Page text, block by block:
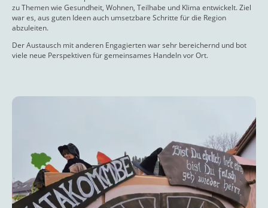
zu Themen wie Gesundheit, Wohnen, Teilhabe und Klima entwickelt. Ziel
war es, aus guten Ideen auch umsetzbare Schritte für die Region
abzuleiten.
Der Austausch mit anderen Engagierten war sehr bereichernd und bot
viele neue Perspektiven für gemeinsames Handeln vor Ort.